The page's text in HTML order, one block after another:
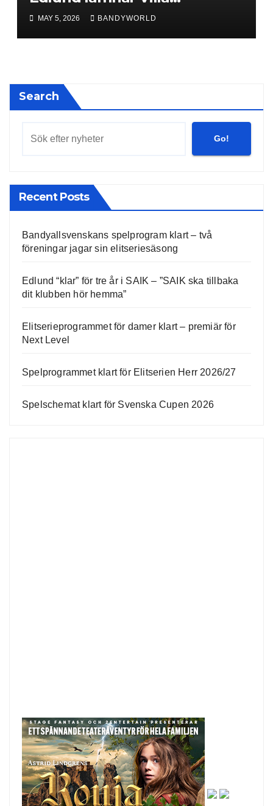
Lidköping – bryter kontraktet
ett år i förtid
MAY 5, 2026 BANDYWORLD
Search
Go!
Recent Posts
Bandyallsvenskans spelprogram klart – två
föreningar jagar sin elitseriesäsong
Edlund “klar” för tre år i SAIK – ”SAIK ska tillbaka
dit klubben hör hemma”
Elitserieprogrammet för damer klart – premiär för
Next Level
Spelprogrammet klart för Elitserien Herr 2026/27
Spelschemat klart för Svenska Cupen 2026